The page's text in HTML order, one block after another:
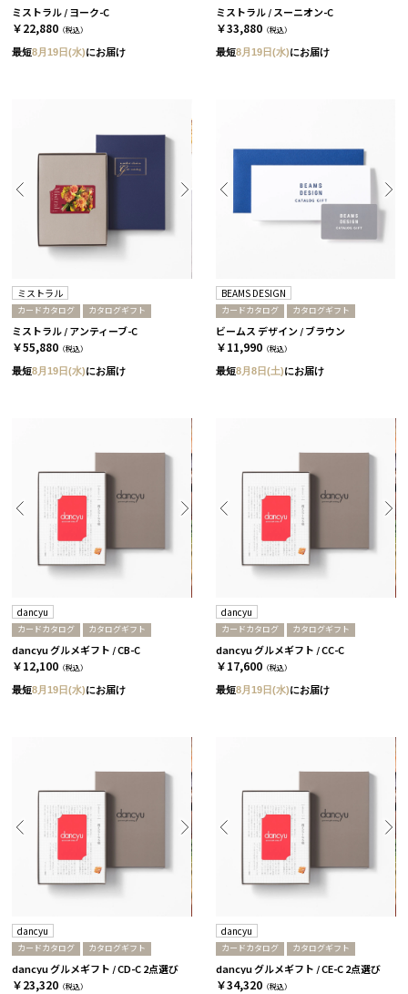
ミストラル / ヨーク-C
￥22,880 （税込）
最短8月19日(水)にお届け
ミストラル / スーニオン-C
￥33,880 （税込）
最短8月19日(水)にお届け
ミストラル
カードカタログ カタログギフト
ミストラル / アンティーブ-C
￥55,880 （税込）
最短8月19日(水)にお届け
BEAMS DESIGN
カードカタログ カタログギフト
ビームス デザイン / ブラウン
￥11,990 （税込）
最短8月8日(土)にお届け
dancyu
カードカタログ カタログギフト
dancyu グルメギフト / CB-C
￥12,100 （税込）
最短8月19日(水)にお届け
dancyu
カードカタログ カタログギフト
dancyu グルメギフト / CC-C
￥17,600 （税込）
最短8月19日(水)にお届け
dancyu
カードカタログ カタログギフト
dancyu グルメギフト / CD-C 2点選び
￥23,320 （税込）
dancyu
カードカタログ カタログギフト
dancyu グルメギフト / CE-C 2点選び
￥34,320 （税込）